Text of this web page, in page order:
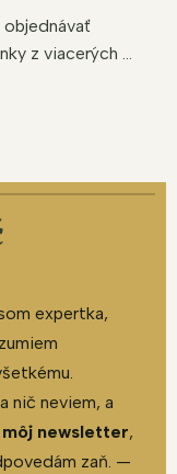
z viacerých ...
expertka,
nič neviem, a
newsletter,
zaň. —